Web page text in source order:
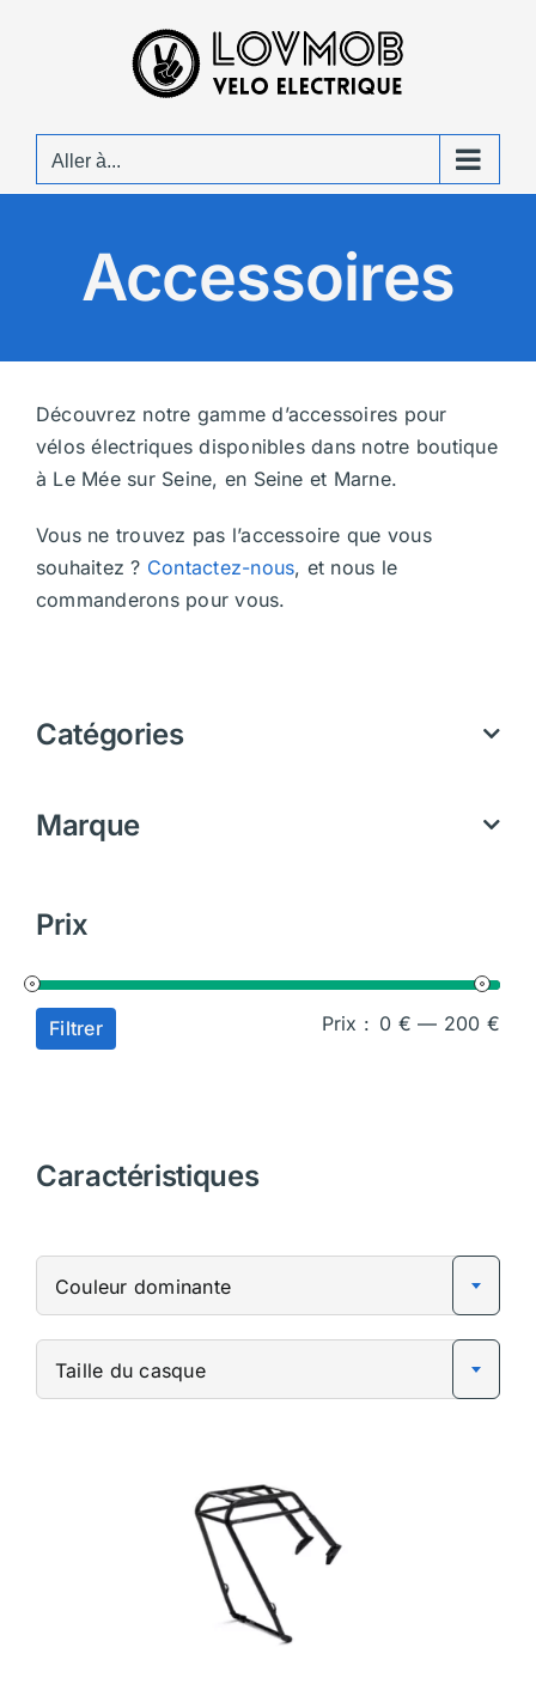
Aller à...
Accessoires
Découvrez notre gamme d’accessoires pour
vélos électriques disponibles dans notre boutique
à Le Mée sur Seine, en Seine et Marne.
Vous ne trouvez pas l’accessoire que vous
souhaitez ? Contactez-nous, et nous le
commanderons pour vous.
Catégories
Marque
Prix
Filtrer Prix : 0 € — 200 €
Caractéristiques
Couleur dominante
Taille du casque